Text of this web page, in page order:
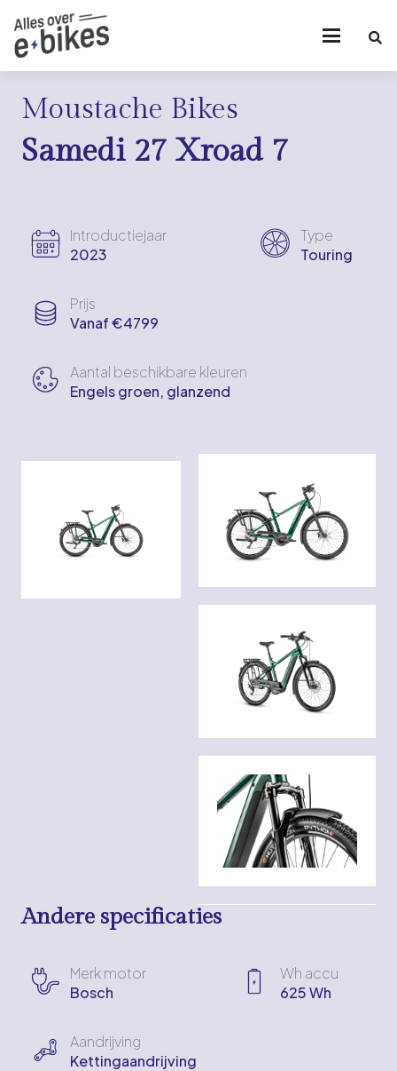
Moustache Bikes
Samedi 27 Xroad 7
Introductiejaar
2023
Type
Touring
Prijs
Vanaf €4799
Aantal beschikbare kleuren
Engels groen, glanzend
Andere specificaties
Merk motor
Bosch
Wh accu
625 Wh
Aandrijving
Kettingaandrijving